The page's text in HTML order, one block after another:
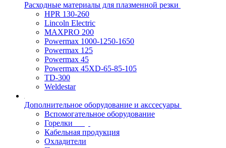
Расходные материалы для плазменной резки
HPR 130-260
Lincoln Electric
MAXPRO 200
Powermax 1000-1250-1650
Powermax 125
Powermax 45
Powermax 45XD-65-85-105
TD-300
Weldestar
Дополнительное оборудование и акссесуары
Вспомогательное оборудование
Горелки
Кабельная продукция
Охладители